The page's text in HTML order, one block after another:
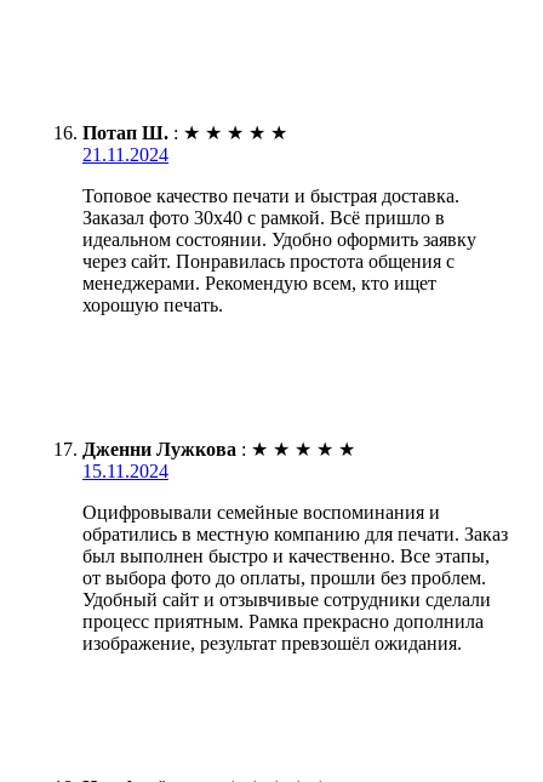
Потап Ш. : ★ ★ ★ ★ ★
21.11.2024
Топовое качество печати и быстрая доставка.
Заказал фото 30х40 с рамкой. Всё пришло в
идеальном состоянии. Удобно оформить заявку
через сайт. Понравилась простота общения с
менеджерами. Рекомендую всем, кто ищет
хорошую печать.
Дженни Лужкова : ★ ★ ★ ★ ★
15.11.2024
Оцифровывали семейные воспоминания и
обратились в местную компанию для печати. Заказ
был выполнен быстро и качественно. Все этапы,
от выбора фото до оплаты, прошли без проблем.
Удобный сайт и отзывчивые сотрудники сделали
процесс приятным. Рамка прекрасно дополнила
изображение, результат превзошёл ожидания.